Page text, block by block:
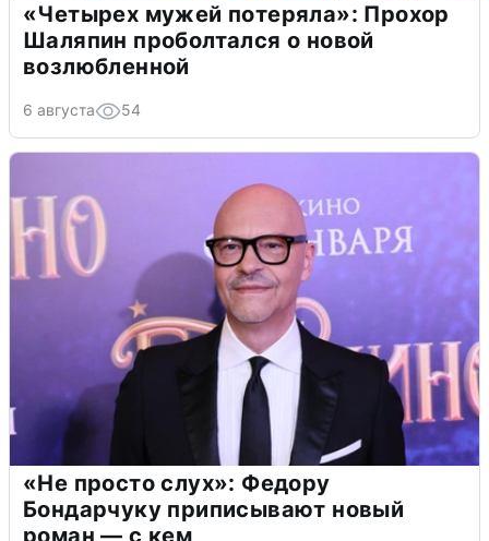
«Четырех мужей потеряла»: Прохор
Шаляпин проболтался о новой
возлюбленной
6 августа 54
«Не просто слух»: Федору
Бондарчуку приписывают новый